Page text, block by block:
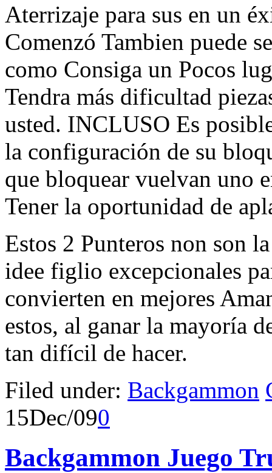
Aterrizaje para sus en un
Comenzó Tambien puede
como Consiga un Pocos
Tendra más dificultad
usted. INCLUSO Es
la configuración de su
que bloquear vuelvan uno
Tener la oportunidad de
Estos 2 Punteros non son
idee figlio excepcionales
convierten en mejores
estos, al ganar la mayoría
tan difícil de hacer.
Filed under: Backgammon
15Dec/090
Backgammon Juego